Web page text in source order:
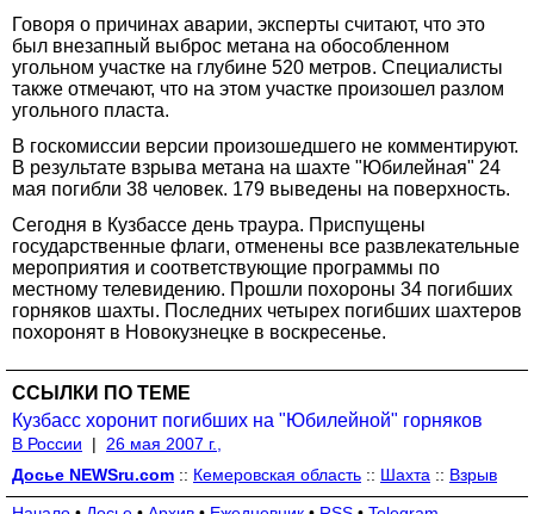
Говоря о причинах аварии, эксперты считают, что это
был внезапный выброс метана на обособленном
угольном участке на глубине 520 метров. Специалисты
также отмечают, что на этом участке произошел разлом
угольного пласта.
В госкомиссии версии произошедшего не комментируют.
В результате взрыва метана на шахте "Юбилейная" 24
мая погибли 38 человек. 179 выведены на поверхность.
Сегодня в Кузбассе день траура. Приспущены
государственные флаги, отменены все развлекательные
мероприятия и соответствующие программы по
местному телевидению. Прошли похороны 34 погибших
горняков шахты. Последних четырех погибших шахтеров
похоронят в Новокузнецке в воскресенье.
ССЫЛКИ ПО ТЕМЕ
Кузбасс хоронит погибших на "Юбилейной" горняков
В России |
26 мая 2007 г.,
Досье NEWSru.com :: Кемеровская область :: Шахта :: Взрыв